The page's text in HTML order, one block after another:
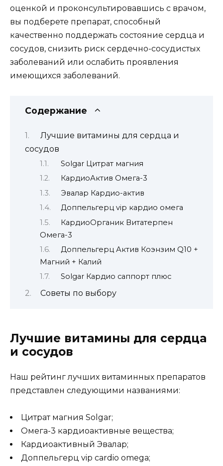
оценкой и проконсультировавшись с врачом,
вы подберете препарат, способный
качественно поддержать состояние сердца и
сосудов, снизить риск сердечно-сосудистых
заболеваний или ослабить проявления
имеющихся заболеваний.
Содержание
Лучшие витамины для сердца и
сосудов
Solgar Цитрат магния
КардиоАктив Омега-3
Эвалар Кардио-актив
Доппельгерц vip кардио омега
КардиоОрганик Витатерпен
Омега-3
Доппельгерц Актив Коэнзим Q10 +
Магний + Калий
Solgar Кардио саппорт плюс
Советы по выбору
Лучшие витамины для сердца
и сосудов
Наш рейтинг лучших витаминных препаратов
представлен следующими названиями:
Цитрат магния Solgar;
Омега-3 кардиоактивные вещества;
Кардиоактивный Эвалар;
Доппельгерц vip cardio omega;